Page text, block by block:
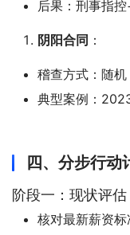
后果：刑事指
阴阳合同 ：
稽查方式：随
典型案例：
四、分步行动
阶段一：现状评估
核对最新薪资